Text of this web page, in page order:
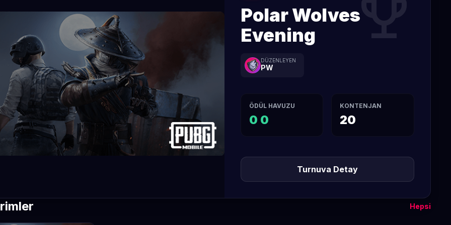
trophy
Polar Wolves
Evening
DÜZENLEYEN
PW
ÖDÜL HAVUZU
0 0
KONTENJAN
20
Turnuva Detay
Hepsi